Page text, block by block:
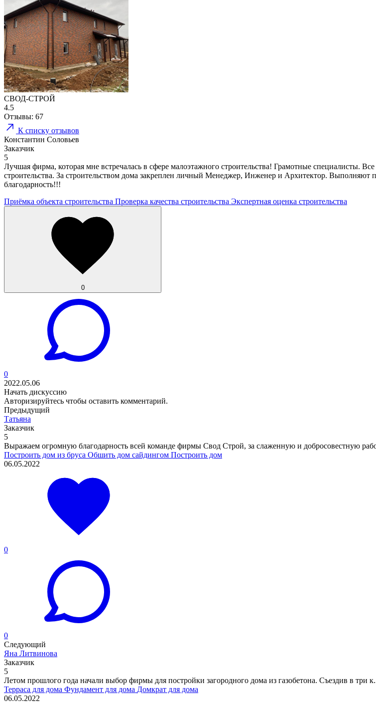
СВОД-СТРОЙ
4.5
Отзывы: 67
К списку отзывов
Константин Соловьев
Заказчик
5
Лучшая фирма, которая мне встречалась в сфере малоэтажного строительства! Грамотные специалисты.
строительства. За строительством дома закреплен личный Менеджер, Инженер и Архитектор. Выполняют
благодарность!!!
Приёмка объекта строительства Проверка качества строительства Экспертная оценка строительства
0
0
2022.05.06
Начать дискуссию
Авторизируйтесь чтобы оставить комментарий.
Предыдущий
Татьяна
Заказчик
5
Выражаем огромную благодарность всей команде фирмы Свод Строй, за слаженную и добросовестную
Построить дом из бруса Обшить дом сайдингом Построить дом
06.05.2022
0
0
Следующий
Яна Литвинова
Заказчик
5
Летом прошлого года начали выбор фирмы для постройки загородного дома из газобетона. Съездив в три
Терраса для дома Фундамент для дома Домкрат для дома
06.05.2022